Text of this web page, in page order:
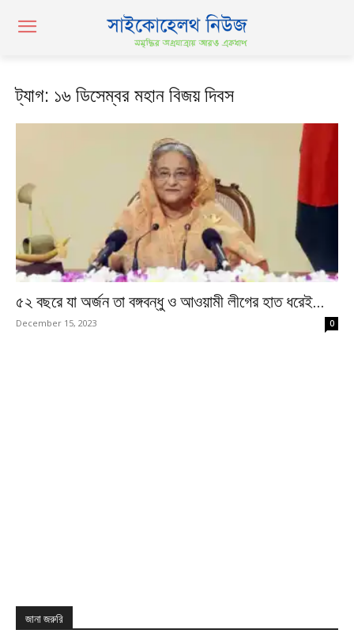
ট্যাগ: ১৬ ডিসেম্বর মহান বিজয় দিবস
৫২ বছরে যা অর্জন তা বঙ্গবন্ধু ও আওয়ামী লীগের হাত ধরেই...
December 15, 2023 0
জানা জরুরি